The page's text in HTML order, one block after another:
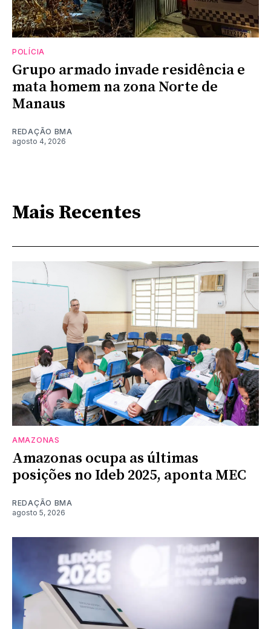
POLÍCIA
Grupo armado invade residência e
mata homem na zona Norte de
Manaus
REDAÇÃO BMA
agosto 4, 2026
Mais Recentes
AMAZONAS
Amazonas ocupa as últimas
posições no Ideb 2025, aponta MEC
REDAÇÃO BMA
agosto 5, 2026